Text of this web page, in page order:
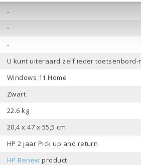
-
-
-
U kunt uiteraard zelf ieder
Windows 11 Home
Zwart
22.6 kg
20,4 x 47 x 55,5 cm
HP 2 jaar Pick up and return
HP Renew product